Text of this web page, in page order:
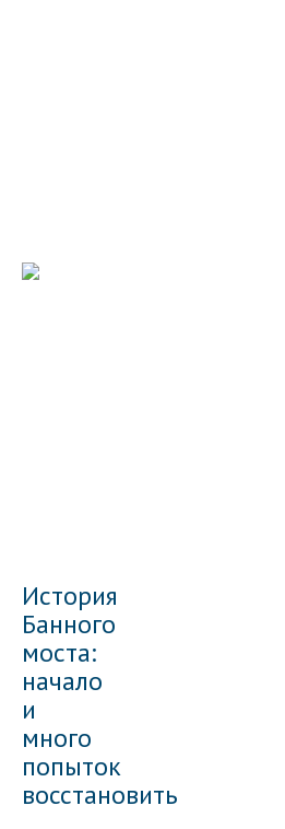
История
Банного
моста:
начало
и
много
попыток
восстановить